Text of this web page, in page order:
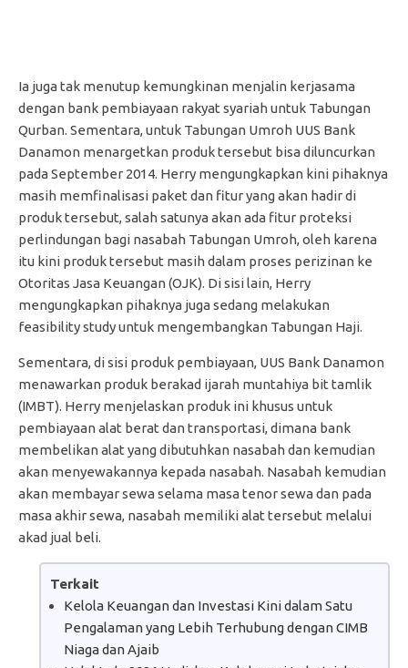
Ia juga tak menutup kemungkinan menjalin kerjasama
dengan bank pembiayaan rakyat syariah untuk Tabungan
Qurban. Sementara, untuk Tabungan Umroh UUS Bank
Danamon menargetkan produk tersebut bisa diluncurkan
pada September 2014. Herry mengungkapkan kini pihaknya
masih memfinalisasi paket dan fitur yang akan hadir di
produk tersebut, salah satunya akan ada fitur proteksi
perlindungan bagi nasabah Tabungan Umroh, oleh karena
itu kini produk tersebut masih dalam proses perizinan ke
Otoritas Jasa Keuangan (OJK). Di sisi lain, Herry
mengungkapkan pihaknya juga sedang melakukan
feasibility study untuk mengembangkan Tabungan Haji.
Sementara, di sisi produk pembiayaan, UUS Bank Danamon
menawarkan produk berakad ijarah muntahiya bit tamlik
(IMBT). Herry menjelaskan produk ini khusus untuk
pembiayaan alat berat dan transportasi, dimana bank
membelikan alat yang dibutuhkan nasabah dan kemudian
akan menyewakannya kepada nasabah. Nasabah kemudian
akan membayar sewa selama masa tenor sewa dan pada
masa akhir sewa, nasabah memiliki alat tersebut melalui
akad jual beli.
Terkait
Kelola Keuangan dan Investasi Kini dalam Satu
Pengalaman yang Lebih Terhubung dengan CIMB
Niaga dan Ajaib